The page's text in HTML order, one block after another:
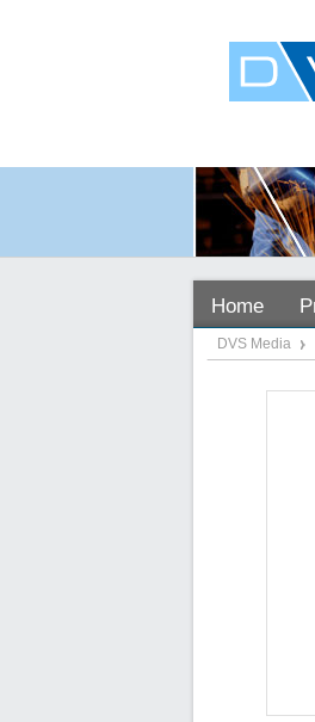
Home
DVS Media